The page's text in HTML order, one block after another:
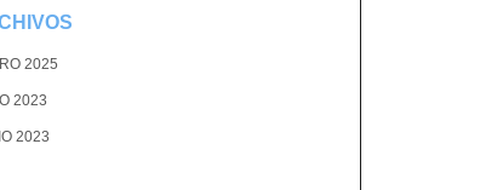
2025
2023
2023